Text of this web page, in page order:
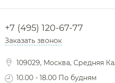
+7 (495) 120-67-77
Заказать звонок
109029, Москва, Средняя
10.00 - 18.00 По будням